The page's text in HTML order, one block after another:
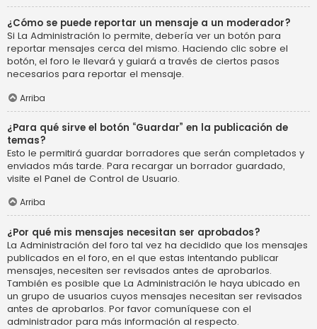
¿Cómo se puede reportar un mensaje a un moderador?
Si La Administración lo permite, debería ver un botón para
reportar mensajes cerca del mismo. Haciendo clic sobre el
botón, el foro le llevará y guiará a través de ciertos pasos
necesarios para reportar el mensaje.
Arriba
¿Para qué sirve el botón “Guardar” en la publicación de
temas?
Esto le permitirá guardar borradores que serán completados y
enviados más tarde. Para recargar un borrador guardado,
visite el Panel de Control de Usuario.
Arriba
¿Por qué mis mensajes necesitan ser aprobados?
La Administración del foro tal vez ha decidido que los mensajes
publicados en el foro, en el que estas intentando publicar
mensajes, necesiten ser revisados antes de aprobarlos.
También es posible que La Administración le haya ubicado en
un grupo de usuarios cuyos mensajes necesitan ser revisados
antes de aprobarlos. Por favor comuníquese con el
administrador para más información al respecto.